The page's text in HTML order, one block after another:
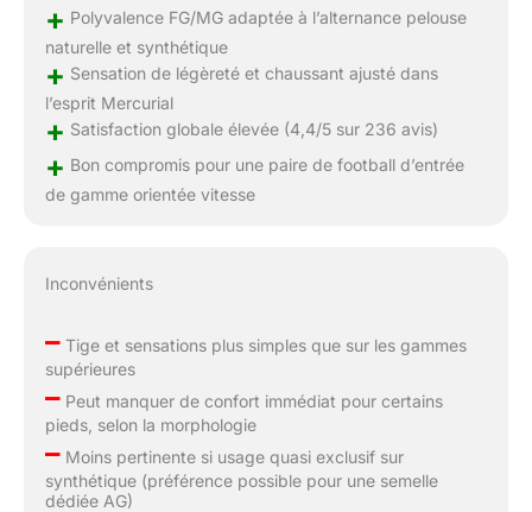
+ Polyvalence FG/MG adaptée à l’alternance pelouse
naturelle et synthétique
+ Sensation de légèreté et chaussant ajusté dans
l’esprit Mercurial
+ Satisfaction globale élevée (4,4/5 sur 236 avis)
+ Bon compromis pour une paire de football d’entrée
de gamme orientée vitesse
Inconvénients
–Tige et sensations plus simples que sur les gammes
supérieures
–Peut manquer de confort immédiat pour certains
pieds, selon la morphologie
–Moins pertinente si usage quasi exclusif sur
synthétique (préférence possible pour une semelle
dédiée AG)